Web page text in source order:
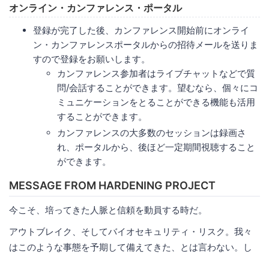
オンライン・カンファレンス・ポータル
登録が完了した後、カンファレンス開始前にオンライ
ン・カンファレンスポータルからの招待メールを送りま
すので登録をお願いします。
カンファレンス参加者はライブチャットなどで質
問/会話することができます。望むなら、個々にコ
ミュニケーションをとることができる機能も活用
することができます。
カンファレンスの大多数のセッションは録画さ
れ、ポータルから、後ほど一定期間視聴すること
ができます。
MESSAGE FROM HARDENING PROJECT
今こそ、培ってきた人脈と信頼を動員する時だ。
アウトブレイク、そしてバイオセキュリティ・リスク。我々
はこのような事態を予期して備えてきた、とは言わない。し